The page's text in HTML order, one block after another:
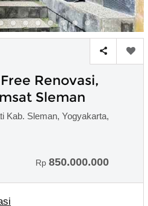
Renovasi,
Sleman
Kab. Sleman, Yogyakarta,
Rp 850.000.000